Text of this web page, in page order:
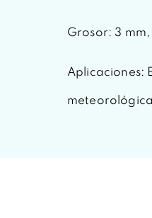
Grosor: 3
Aplicaciones: